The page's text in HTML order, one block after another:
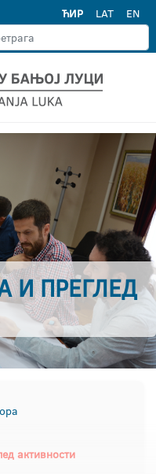
ЋИР LAT EN
И ПРЕГЛЕД
активности